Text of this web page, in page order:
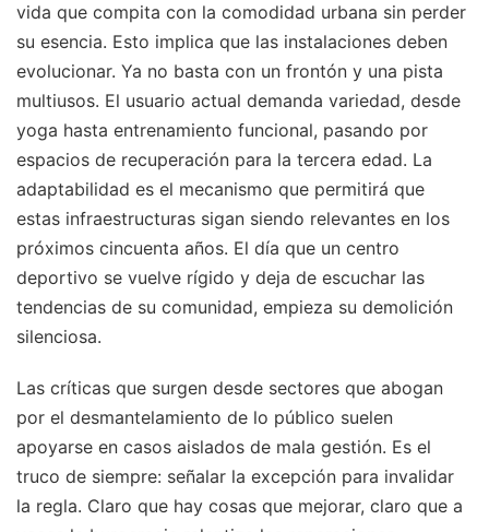
vida que compita con la comodidad urbana sin perder
su esencia. Esto implica que las instalaciones deben
evolucionar. Ya no basta con un frontón y una pista
multiusos. El usuario actual demanda variedad, desde
yoga hasta entrenamiento funcional, pasando por
espacios de recuperación para la tercera edad. La
adaptabilidad es el mecanismo que permitirá que
estas infraestructuras sigan siendo relevantes en los
próximos cincuenta años. El día que un centro
deportivo se vuelve rígido y deja de escuchar las
tendencias de su comunidad, empieza su demolición
silenciosa.
Las críticas que surgen desde sectores que abogan
por el desmantelamiento de lo público suelen
apoyarse en casos aislados de mala gestión. Es el
truco de siempre: señalar la excepción para invalidar
la regla. Claro que hay cosas que mejorar, claro que a